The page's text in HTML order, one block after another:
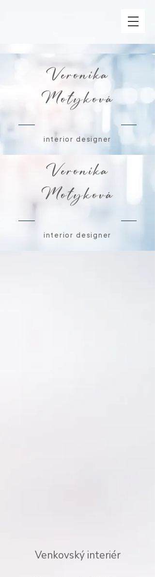
Veronika
Motyková
interior designer
Veronika
Motyková
interior designer
Venkovský interiér